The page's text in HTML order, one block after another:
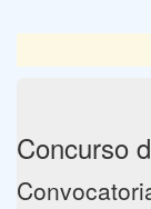
Concurso